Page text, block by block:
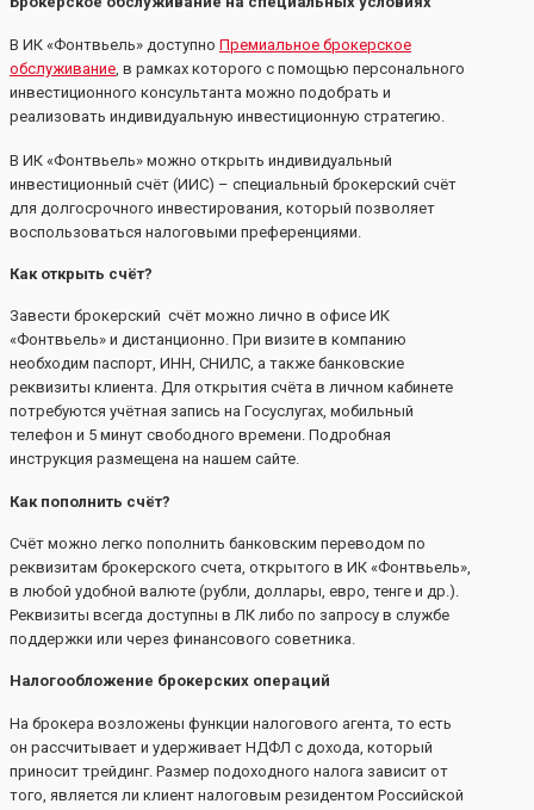
В ИК «Фонтвьель» доступно Премиальное брокерское
обслуживание , в рамках которого с помощью персонального
инвестиционного консультанта можно подобрать и
реализовать индивидуальную инвестиционную стратегию.
В ИК «Фонтвьель» можно открыть индивидуальный
инвестиционный счёт (ИИС) – специальный брокерский счёт
для долгосрочного инвестирования, который позволяет
воспользоваться налоговыми преференциями.
Как открыть счёт?
Завести брокерский счёт можно лично в офисе ИК
«Фонтвьель» и дистанционно. При визите в компанию
необходим паспорт, ИНН, СНИЛС, а также банковские
реквизиты клиента. Для открытия счёта в личном кабинете
потребуются учётная запись на Госуслугах, мобильный
телефон и 5 минут свободного времени. Подробная
инструкция размещена на нашем сайте.
Как пополнить счёт?
Счёт можно легко пополнить банковским переводом по
реквизитам брокерского счета, открытого в ИК «Фонтвьель»,
в любой удобной валюте (рубли, доллары, евро, тенге и др.).
Реквизиты всегда доступны в ЛК либо по запросу в службе
поддержки или через финансового советника.
Налогообложение брокерских операций
На брокера возложены функции налогового агента, то есть
он рассчитывает и удерживает НДФЛ с дохода, который
приносит трейдинг. Размер подоходного налога зависит от
того, является ли клиент налоговым резидентом Российской